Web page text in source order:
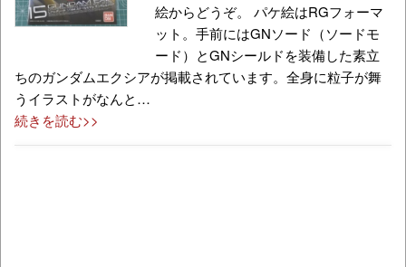
絵からどうぞ。 パケ絵はRGフォーマ
ット。手前にはGNソード（ソードモ
ード）とGNシールドを装備した素立
ちのガンダムエクシアが掲載されています。全身に粒子が舞
うイラストがなんと…
続きを読む>>